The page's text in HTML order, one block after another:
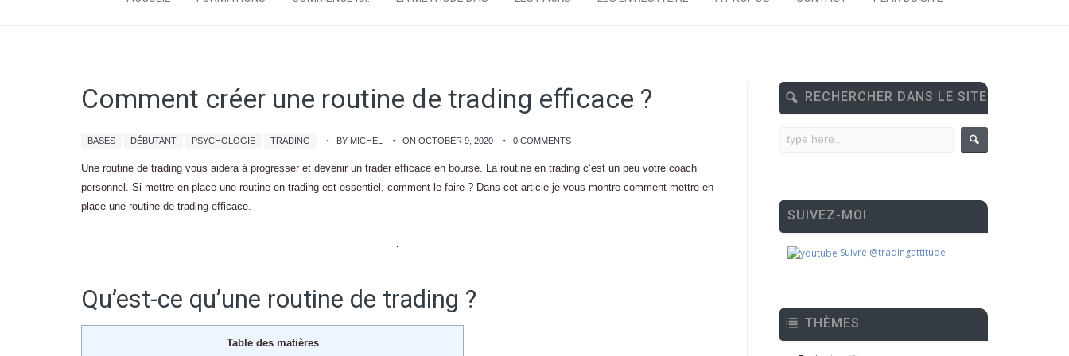
Comment créer une routine de trading efficace ?
BASES DÉBUTANT PSYCHOLOGIE TRADING BY MICHEL ON OCTOBER 9, 2020 0 COMMENTS
Une routine de trading vous aidera à progresser et devenir un trader efficace en bourse. La routine en trading c’est un peu votre coach
personnel. Si mettre en place une routine en trading est essentiel, comment le faire ? Dans cet article je vous montre comment mettre en
place une routine de trading efficace.
Qu’est-ce qu’une routine de trading ?
Table des matières
RECHERCHER DANS LE SITE
SUIVEZ-MOI
Suivre @tradingattitude
THÈMES